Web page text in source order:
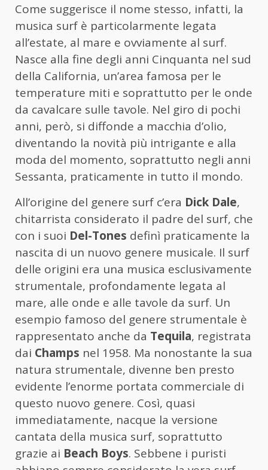
Come suggerisce il nome stesso, infatti, la
musica surf è particolarmente legata
all’estate, al mare e ovviamente al surf.
Nasce alla fine degli anni Cinquanta nel sud
della California, un’area famosa per le
temperature miti e soprattutto per le onde
da cavalcare sulle tavole. Nel giro di pochi
anni, però, si diffonde a macchia d’olio,
diventando la novità più intrigante e alla
moda del momento, soprattutto negli anni
Sessanta, praticamente in tutto il mondo.
All’origine del genere surf c’era Dick Dale,
chitarrista considerato il padre del surf, che
con i suoi Del-Tones definì praticamente la
nascita di un nuovo genere musicale. Il surf
delle origini era una musica esclusivamente
strumentale, profondamente legata al
mare, alle onde e alle tavole da surf. Un
esempio famoso del genere strumentale è
rappresentato anche da Tequila, registrata
dai Champs nel 1958. Ma nonostante la sua
natura strumentale, divenne ben presto
evidente l’enorme portata commerciale di
questo nuovo genere. Così, quasi
immediatamente, nacque la versione
cantata della musica surf, soprattutto
grazie ai Beach Boys. Sebbene i puristi